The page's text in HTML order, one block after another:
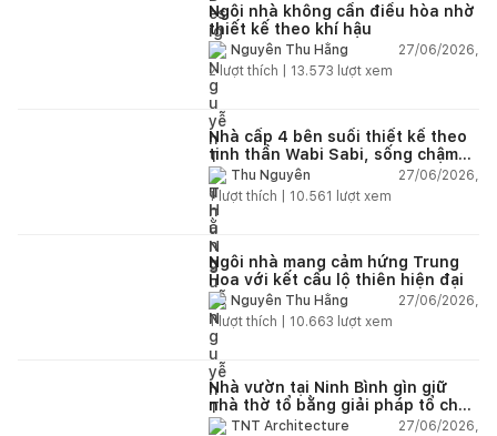
Ngôi nhà không cần điều hòa nhờ
thiết kế theo khí hậu
Nguyễn Thu Hằng
27/06/2026,
2lượt thích | 13.573 lượt xem
Nhà cấp 4 bên suối thiết kế theo
tinh thần Wabi Sabi, sống chậm
giữa thiên nhiên
Thu Nguyễn
27/06/2026,
1lượt thích | 10.561 lượt xem
Ngôi nhà mang cảm hứng Trung
Hoa với kết cấu lộ thiên hiện đại
Nguyễn Thu Hằng
27/06/2026,
1lượt thích | 10.663 lượt xem
Nhà vườn tại Ninh Bình gìn giữ
nhà thờ tổ bằng giải pháp tổ chức
lại không gian
TNT Architecture
27/06/2026,